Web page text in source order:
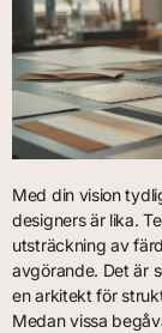
Med din vision
designers är lika.
utsträckning av
avgörande. Det är
en arkitekt för
Medan vissa